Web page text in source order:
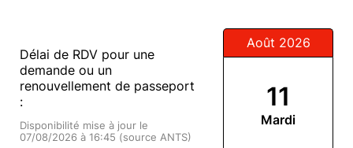
Délai de RDV pour une
demande ou un
renouvellement de passeport
:
Disponibilité mise à jour le
07/08/2026 à 16:45 (source ANTS)
Août 2026
11
Mardi